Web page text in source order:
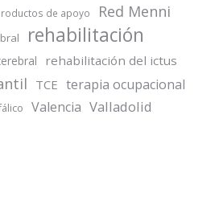
de apoyo Red Menni
rehabilitación
rehabilitación del ictus
TCE terapia ocupacional
Valencia Valladolid